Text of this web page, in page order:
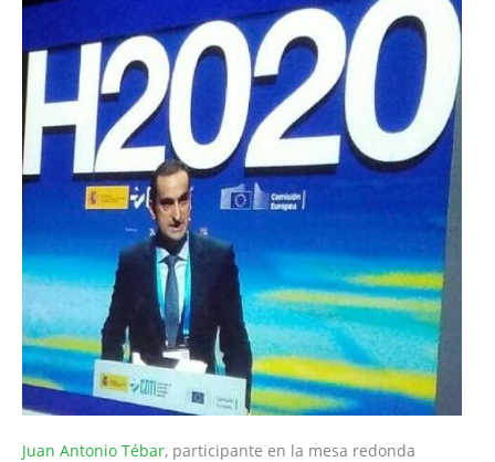
Juan Antonio Tébar, participante en la mesa redonda